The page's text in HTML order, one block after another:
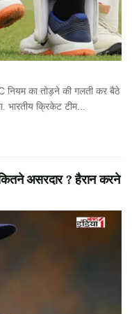
का तोड़ने की गलती कर बैठे
क्रिकेट टीम...
असरदार ? हैरान करने